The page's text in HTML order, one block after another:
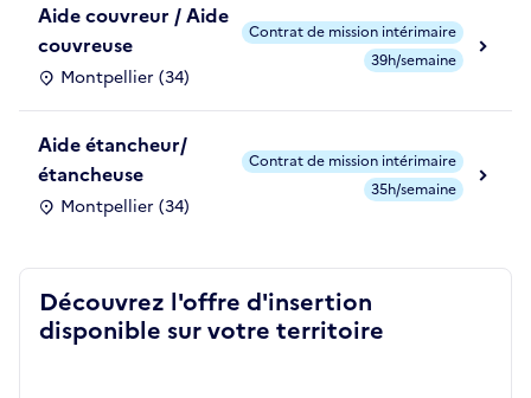
Aide couvreur / Aide
couvreuse
Montpellier (34)
Contrat de mission intérimaire
39h/semaine
Aide étancheur/
étancheuse
Montpellier (34)
Contrat de mission intérimaire
35h/semaine
Découvrez l'offre d'insertion
disponible sur votre territoire